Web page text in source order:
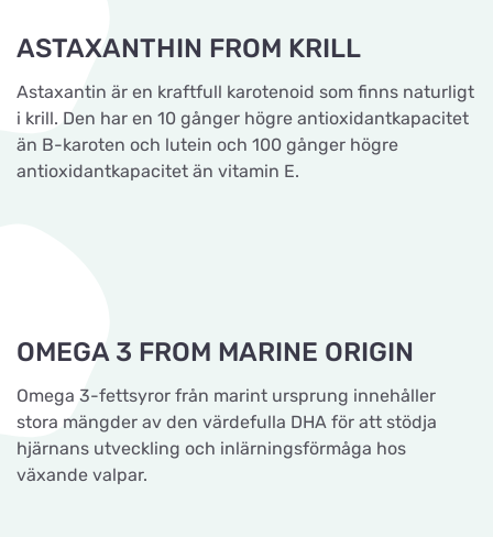
ASTAXANTHIN FROM KRILL
Astaxantin är en kraftfull karotenoid som finns naturligt
i krill. Den har en 10 gånger högre antioxidantkapacitet
än B-karoten och lutein och 100 gånger högre
antioxidantkapacitet än vitamin E.
OMEGA 3 FROM MARINE ORIGIN
Omega 3-fettsyror från marint ursprung innehåller
stora mängder av den värdefulla DHA för att stödja
hjärnans utveckling och inlärningsförmåga hos
växande valpar.